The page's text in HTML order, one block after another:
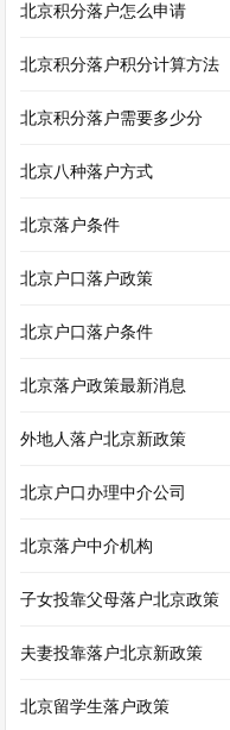
北京积分落户怎么申请
北京积分落户积分计算方法
北京积分落户需要多少分
北京八种落户方式
北京落户条件
北京户口落户政策
北京户口落户条件
北京落户政策最新消息
外地人落户北京新政策
北京户口办理中介公司
北京落户中介机构
子女投靠父母落户北京政策
夫妻投靠落户北京新政策
北京留学生落户政策